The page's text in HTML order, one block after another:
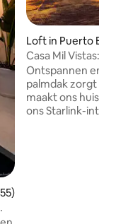
beoordeling van
Loft in Puerto
Casa Mil Vistas:
Nature
Ontspannen en
palmdak zorgt
maakt ons huis
ons Starlink-